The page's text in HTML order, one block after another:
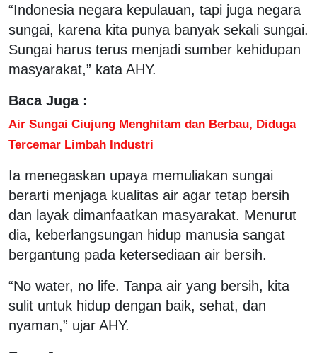
“Indonesia negara kepulauan, tapi juga negara
sungai, karena kita punya banyak sekali sungai.
Sungai harus terus menjadi sumber kehidupan
masyarakat,” kata AHY.
Baca Juga :
Air Sungai Ciujung Menghitam dan Berbau, Diduga
Tercemar Limbah Industri
Ia menegaskan upaya memuliakan sungai
berarti menjaga kualitas air agar tetap bersih
dan layak dimanfaatkan masyarakat. Menurut
dia, keberlangsungan hidup manusia sangat
bergantung pada ketersediaan air bersih.
“No water, no life. Tanpa air yang bersih, kita
sulit untuk hidup dengan baik, sehat, dan
nyaman,” ujar AHY.